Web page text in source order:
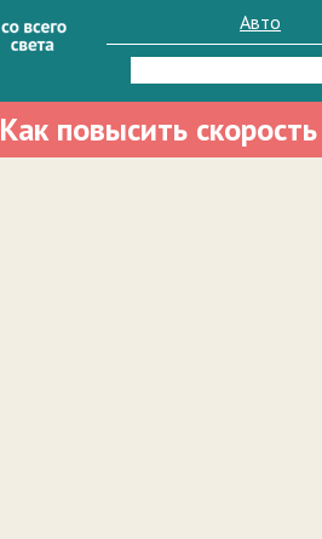
Авто
Найти:
Как повысить